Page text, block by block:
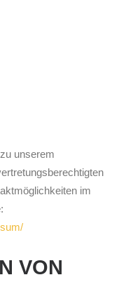
unserem
im
VON